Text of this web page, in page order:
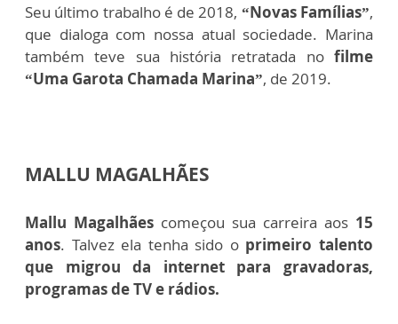
Seu último trabalho é de 2018, “Novas Famílias”,
que dialoga com nossa atual sociedade. Marina
também teve sua história retratada no filme
“Uma Garota Chamada Marina”, de 2019.
MALLU MAGALHÃES
Mallu Magalhães começou sua carreira aos 15
anos. Talvez ela tenha sido o primeiro talento
que migrou da internet para gravadoras,
programas de TV e rádios.